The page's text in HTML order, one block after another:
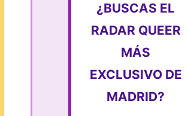
¿BUSCAS EL
RADAR QUEER
MÁS
EXCLUSIVO DE
MADRID?